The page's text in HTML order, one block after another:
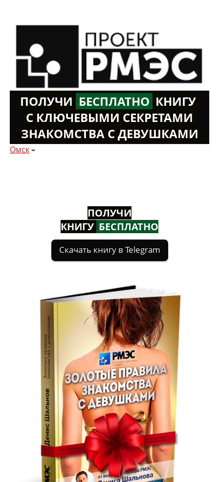
ПОЛУЧИ БЕСПЛАТНО КНИГУ
С КЛЮЧЕВЫМИ СЕКРЕТАМИ
ЗНАКОМСТВА С ДЕВУШКАМИ
Омск
ПОЛУЧИ
КНИГУ БЕСПЛАТНО